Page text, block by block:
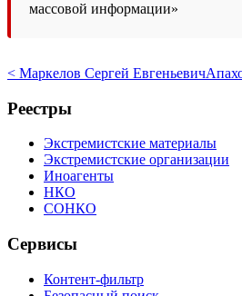
массовой информации»
< Маркелов Сергей Евгеньевич
Реестры
Экстремистские материалы
Экстремистские организации
Иноагенты
НКО
СОНКО
Сервисы
Контент-фильтр